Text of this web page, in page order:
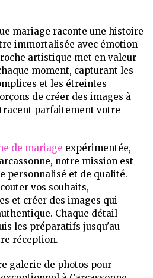
mariage raconte une histoire
immortalisée avec émotion
artistique met en valeur
moment, capturant les
et les étreintes
de créer des images à
parfaitement votre
de mariage expérimentée,
notre mission est
personnalisé et de qualité.
vos souhaits,
et créer des images qui
Chaque détail
les préparatifs jusqu'au
réception.
galerie de photos pour